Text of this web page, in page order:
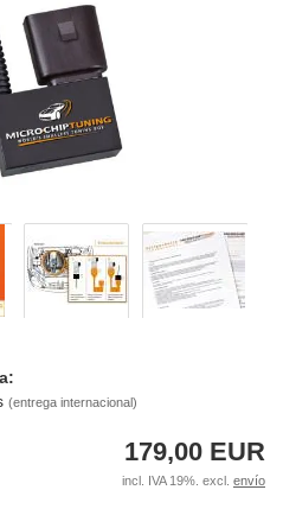
(entrega internacional)
179,00 EUR
incl. IVA 19%. excl. envío